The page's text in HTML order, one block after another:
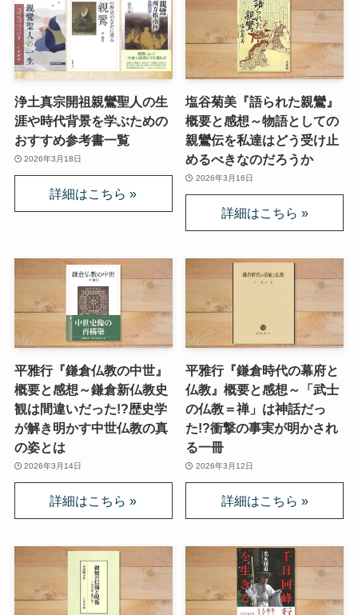
浄土真宗開祖親鸞聖人の生
涯や時代背景を学ぶための
おすすめ参考書一覧
2026年3月18日
塩谷菊美『語られた親鸞』
概要と感想～物語としての
親鸞伝を私達はどう受け止
めるべきなのだろうか
2026年3月16日
平雅行『鎌倉仏教の中世』
概要と感想～鎌倉新仏教史
観は間違いだった!?歴史学
が解き明かす中世仏教の真
の姿とは
2026年3月14日
平雅行『鎌倉時代の幕府と
仏教』概要と感想～「武士
の仏教＝禅」は神話だっ
た!?衝撃の事実が明かされ
る一冊
2026年3月12日